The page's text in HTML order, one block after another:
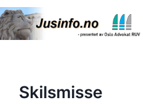
Skip
to
content
Skilsmisse